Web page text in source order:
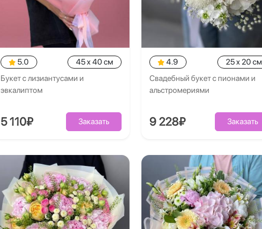
5.0
45 x 40 см
Букет с лизиантусами и
эвкалиптом
5 110₽ Заказать
4.9
25 x 20 см
Свадебный букет с пионами и
альстромериями
9 228₽ Заказать